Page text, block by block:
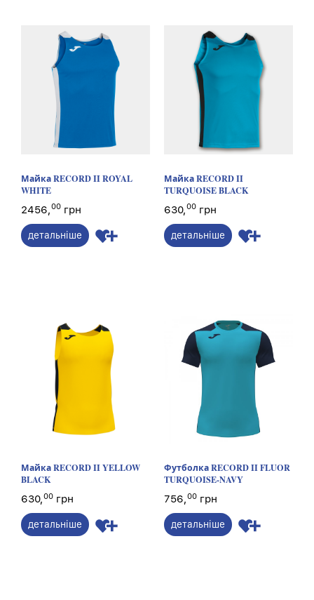
Майка RECORD II ROYAL
WHITE
2456,00 грн
детальніше
Майка RECORD II
TURQUOISE BLACK
630,00 грн
детальніше
Майка RECORD II YELLOW
BLACK
630,00 грн
детальніше
Футболка RECORD II FLUOR
TURQUOISE-NAVY
756,00 грн
детальніше